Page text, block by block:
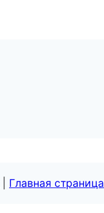
Главная страница